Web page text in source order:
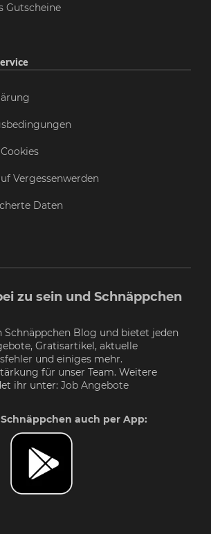
Gutscheine
Vergessenwerden
Daten
zu sein und Schnäppchen
Schnäppchen Blog und bietet jeden
Gratisartikel, aktuelle
und einiges mehr.
für unser Team. Weitere
ihr unter: Job Angebote
Schnäppchen auch per App: